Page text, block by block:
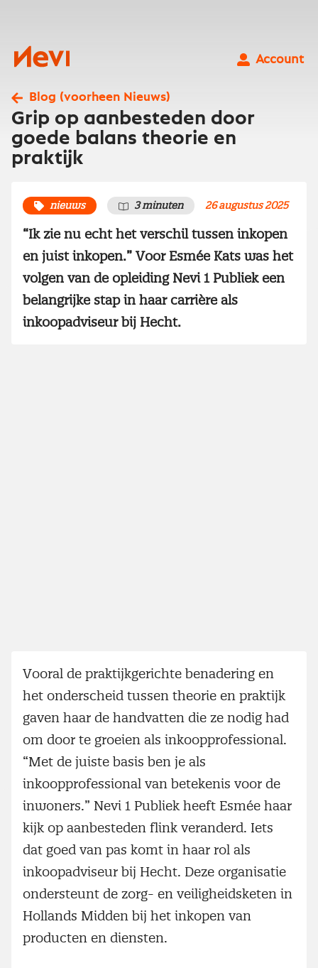
Nevi
Account
Blog (voorheen Nieuws)
Grip op aanbesteden door
goede balans theorie en
praktijk
nieuws 3 minuten 26 augustus 2025
“Ik zie nu echt het verschil tussen inkopen
en juist inkopen.” Voor Esmée Kats was het
volgen van de opleiding Nevi 1 Publiek een
belangrijke stap in haar carrière als
inkoopadviseur bij Hecht.
Vooral de praktijkgerichte benadering en
het onderscheid tussen theorie en praktijk
gaven haar de handvatten die ze nodig had
om door te groeien als inkoopprofessional.
“Met de juiste basis ben je als
inkoopprofessional van betekenis voor de
inwoners.” Nevi 1 Publiek heeft Esmée haar
kijk op aanbesteden flink veranderd. Iets
dat goed van pas komt in haar rol als
inkoopadviseur bij Hecht. Deze organisatie
ondersteunt de zorg- en veiligheidsketen in
Hollands Midden bij het inkopen van
producten en diensten.